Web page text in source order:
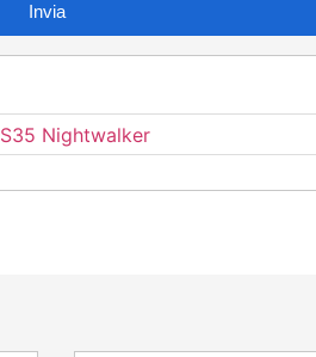
Invia
S35 Nightwalker